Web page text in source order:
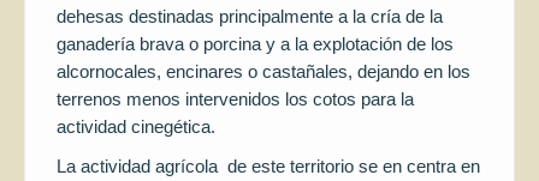
dehesas destinadas principalmente a la cría de la
ganadería brava o porcina y a la explotación de los
alcornocales, encinares o castañales, dejando en los
terrenos menos intervenidos los cotos para la
actividad cinegética.
La actividad agrícola de este territorio se en centra en